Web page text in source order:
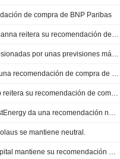
de compra de BNP Paribas
CARNIVAL CORPORATION LTD. : Susquehanna reitera su recomendación de compra
Las acciones de Carnival podrían verse presionadas por unas previsiones más débiles para el segundo semestre, según Truist
CARNIVAL CORPORATION LTD. : Obtiene una recomendación de compra de Goldman Sachs
CARNIVAL CORPORATION LTD. : Citigroup reitera su recomendación de compra
CARNIVAL CORPORATION LTD. : Stifel FirstEnergy da una recomendación neutral
se mantiene neutral.
CARNIVAL CORPORATION LTD. : Loop Capital mantiene su recomendación de compra